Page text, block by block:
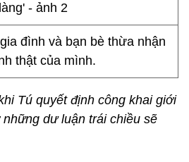
đình và bạn bè thừa nhận
thật của mình.
Tú quyết định công khai giới
dư luận trái chiều sẽ